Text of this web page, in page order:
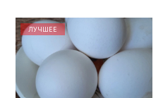
ЛУЧШЕЕ